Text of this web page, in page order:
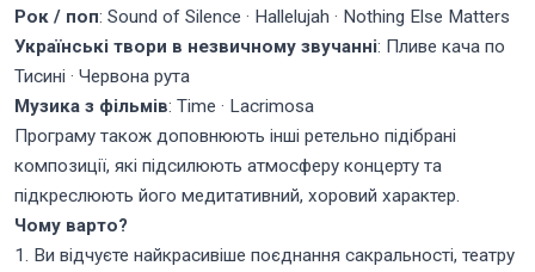
Рок / поп: Sound of Silence · Hallelujah · Nothing Else Matters
Українські твори в незвичному звучанні: Пливе кача по
Тисині · Червона рута
Музика з фільмів: Time · Lacrimosa
Програму також доповнюють інші ретельно підібрані
композиції, які підсилюють атмосферу концерту та
підкреслюють його медитативний, хоровий характер.
Чому варто?
1. Ви відчуєте найкрасивіше поєднання сакральності, театру